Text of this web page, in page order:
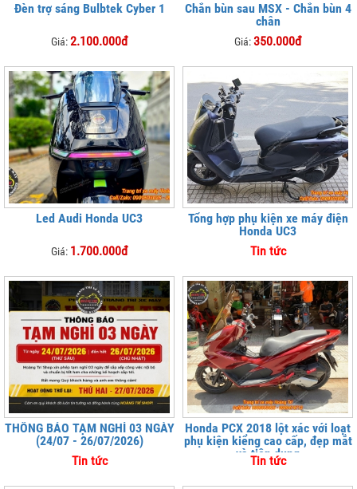
Đèn trợ sáng Bulbtek Cyber 1
Giá:2.100.000đ
Chắn bùn sau MSX - Chắn bùn 4
chân
Giá:350.000đ
Led Audi Honda UC3
Giá: 1.700.000đ
Tổng hợp phụ kiện xe máy điện
Honda UC3
Tin tức
THÔNG BÁO TẠM NGHỈ 03 NGÀY
(24/07 - 26/07/2026)
Tin tức
Honda PCX 2018 lột xác với loạt
phụ kiện kiểng cao cấp, đẹp mắt
và tiện dụng
Tin tức